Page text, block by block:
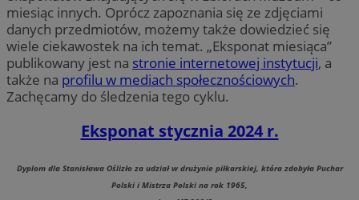
miesiąc innych. Oprócz zapoznania się ze zdjęciami
danych przedmiotów, możemy także dowiedzieć się
wiele ciekawostek na ich temat. „Eksponat miesiąca”
publikowany jest na stronie internetowej instytucji, a
także na profilu w mediach społecznościowych.
Zachęcamy do śledzenia tego cyklu.
Eksponat stycznia 2024 r.
Dyplom dla Stanisława Oślizło za udział w drużynie piłkarskiej, która zdobyła Puchar
Polski i Mistrza Polski na rok 1965,